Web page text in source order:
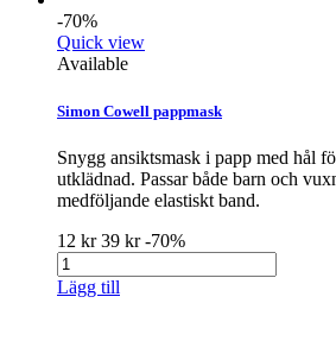
-70%
Quick view
Available
Simon Cowell pappmask
Snygg ansiktsmask i papp med hål
utklädnad. Passar både barn och
medföljande elastiskt band.
12 kr39 kr-70%
Lägg till